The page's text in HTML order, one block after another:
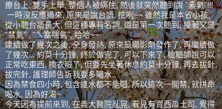
療台上, 雙手上舉, 整個人被綁住, 然後就突然聽到說 "素氣"!!!
一時沒反應過來, 原來是說台語, 挖咧~~ 雖然我是本省小孩,
從小聽台語長大, 但這種專有名詞, 還是第一次聽到, 接著又是
"禁氣" , "ㄟ塞喘氣", 哈哈~~
連續做了幾次之後, 全身發熱, 原來是顯影劑發作了, 再繼續做
了幾次... 約莫十分鐘, 終於做完了, 可以下來了, 檢驗師說可以
正常吃東西, 換衣服了, 但要先坐著休息約莫十分鐘, 再去拔針,
拔完針, 護理師告訴我要多喝水..
因為禁食四小時, 包含連水都不能喝, 所以這次一開禁, 就拼命
喝水, 因為好渴~
今天因為提前來到, 在義大醫院亂晃, 看見有賣西瓜土司, 覺得